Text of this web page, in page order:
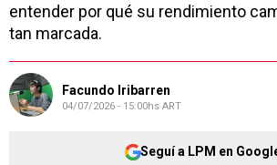
entender por qué su rendimiento
tan marcada.
Facundo Iribarren
04/07/2026 - 15:00hs ART
Seguí a LPM en